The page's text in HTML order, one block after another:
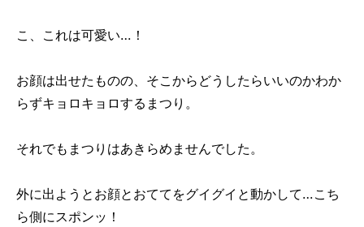
こ、これは可愛い…！
お顔は出せたものの、そこからどうしたらいいのかわか
らずキョロキョロするまつり。
それでもまつりはあきらめませんでした。
外に出ようとお顔とおててをグイグイと動かして…こち
ら側にスポンッ！